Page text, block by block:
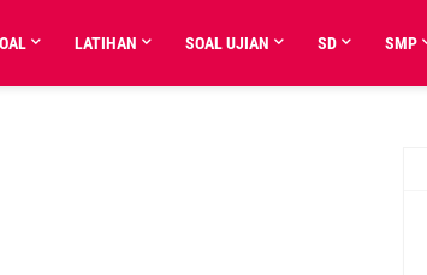
LATIHAN SOAL UJIAN SD SMP